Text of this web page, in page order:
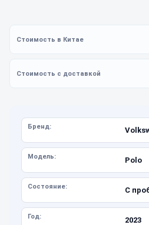
Бренд:
Модель: Polo
Состояние: С
Год: 2023